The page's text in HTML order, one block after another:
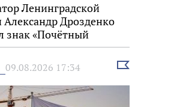
Ленинградской
Александр Дрозденко
знак «Почётный
России»
09.08.2026 17:34
Выбрать